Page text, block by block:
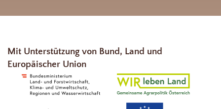
Mit Unterstützung von Bund, Land und
Europäischer Union